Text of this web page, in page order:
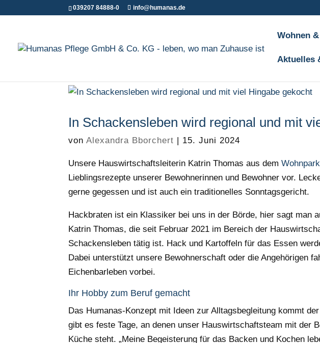
039207 84888-0 info@humanas.de
Wohnen
Aktuelles
In Schackensleben wird regional und mit
vonAlexandra Bborchert | 15. Juni 2024
Unsere Hauswirtschaftsleiterin Katrin Thomas aus dem
Lieblingsrezepte unserer Bewohnerinnen und Bewohner vor.
gerne gegessen und ist auch ein traditionelles Sonntagsgericht.
Hackbraten ist ein Klassiker bei uns in der Börde, hier sagt man
Katrin Thomas, die seit Februar 2021 im Bereich der
Schackensleben tätig ist. Hack und Kartoffeln für das Essen
Dabei unterstützt unsere Bewohnerschaft oder die Angehörigen
Eichenbarleben vorbei.
Ihr Hobby zum Beruf gemacht
Das Humanas-Konzept mit Ideen zur Alltagsbegleitung kommt
gibt es feste Tage, an denen unser Hauswirtschaftsteam mit der
Küche steht. „Meine Begeisterung für das Backen und Kochen